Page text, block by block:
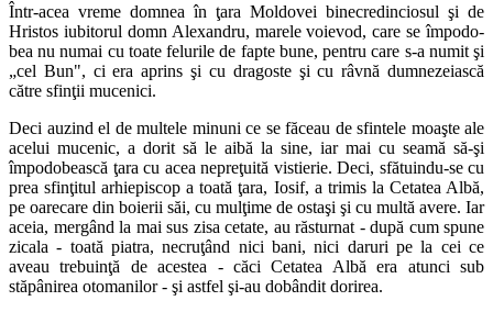
Într-acea vreme domnea în ţara Moldovei binecredinciosul şi de
Hristos iubitorul domn Alexandru, marele voievod, care se împodo­
bea nu numai cu toate felurile de fapte bune, pentru care s-a numit şi
„cel Bun", ci era aprins şi cu dragoste şi cu râvnă dumnezeiască
către sfinţii mucenici.
Deci auzind el de multele minuni ce se făceau de sfintele moaşte ale
acelui mucenic, a dorit să le aibă la sine, iar mai cu seamă să-şi
împodobească ţara cu acea nepreţuită vistierie. Deci, sfătuindu-se cu
prea sfinţitul arhiepiscop a toată ţara, Iosif, a trimis la Cetatea Albă,
pe oarecare din boierii săi, cu mulţime de ostaşi şi cu multă avere. Iar
aceia, mergând la mai sus zisa cetate, au răsturnat - după cum spune
zicala - toată piatra, necruţând nici bani, nici daruri pe la cei ce
aveau trebuinţă de acestea - căci Cetatea Albă era atunci sub
stăpânirea otomanilor - şi astfel şi-au dobândit dorirea.